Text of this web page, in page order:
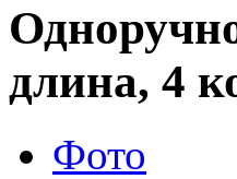
длина, 4
Фото